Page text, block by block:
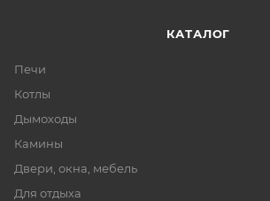
КАТАЛОГ
Печи
Котлы
Дымоходы
Камины
Двери, окна, мебель
Для отдыха